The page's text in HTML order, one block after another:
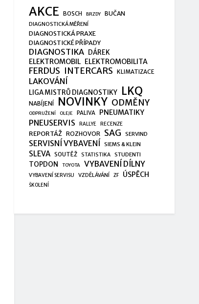
AKCE BOSCH BRZDY BUČAN
DIAGNOSTICKÁ MĚŘENÍ
DIAGNOSTICKÁ PRAXE
DIAGNOSTICKÉ PŘÍPADY
DIAGNOSTIKA DÁREK
ELEKTROMOBIL ELEKTROMOBILITA
FERDUS INTERCARS KLIMATIZACE
LAKOVÁNÍ
LIGA MISTRŮ DIAGNOSTIKY LKQ
NABÍJENÍ NOVINKY ODMĚNY
ODPRUŽENÍ OLEJE PALIVA PNEUMATIKY
PNEUSERVIS RALLYE RECENZE
REPORTÁŽ ROZHOVOR SAG SERVIND
SERVISNÍ VYBAVENÍ SIEMS & KLEIN
SLEVA SOUTĚŽ STATISTIKA STUDENTI
TOPDON TOYOTA VYBAVENÍ DÍLNY
VYBAVENÍ SERVISU VZDĚLÁVÁNÍ ZF ÚSPĚCH
ŠKOLENÍ